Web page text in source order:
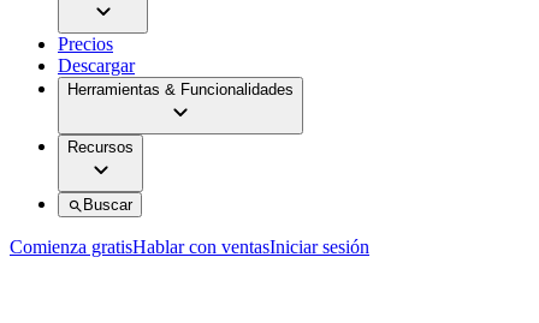
Precios
Descargar
Herramientas & Funcionalidades
Recursos
Buscar
Comienza gratisHablar con ventasIniciar sesión